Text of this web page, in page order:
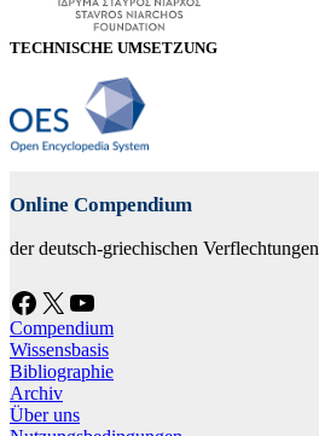
TECHNISCHE UMSETZUNG
Online Compendium
der deutsch-griechischen Verflechtungen
Facebook X YouTube
Compendium
Wissensbasis
Bibliographie
Archiv
Über uns